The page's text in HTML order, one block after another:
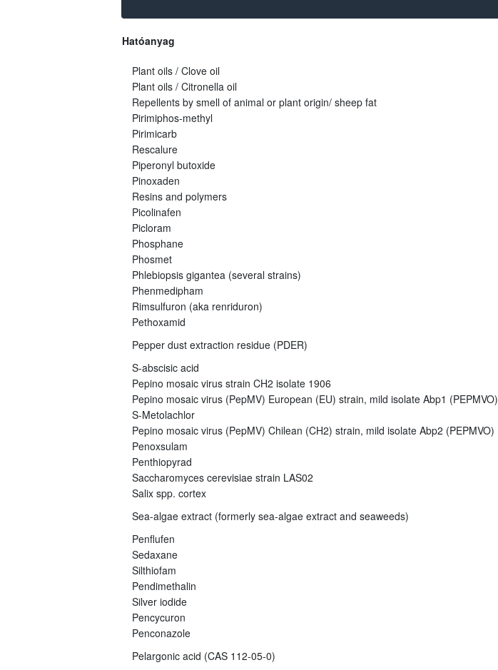
Hatóanyag
Plant oils / Clove oil
Plant oils / Citronella oil
Repellents by smell of animal or plant origin/ sheep fat
Pirimiphos-methyl
Pirimicarb
Rescalure
Piperonyl butoxide
Pinoxaden
Resins and polymers
Picolinafen
Picloram
Phosphane
Phosmet
Phlebiopsis gigantea (several strains)
Phenmedipham
Rimsulfuron (aka renriduron)
Pethoxamid
Pepper dust extraction residue (PDER)
S-abscisic acid
Pepino mosaic virus strain CH2 isolate 1906
Pepino mosaic virus (PepMV) European (EU) strain, mild isolate Abp1 (PEPMVO)
S-Metolachlor
Pepino mosaic virus (PepMV) Chilean (CH2) strain, mild isolate Abp2 (PEPMVO)
Penoxsulam
Penthiopyrad
Saccharomyces cerevisiae strain LAS02
Salix spp. cortex
Sea-algae extract (formerly sea-algae extract and seaweeds)
Penflufen
Sedaxane
Silthiofam
Pendimethalin
Silver iodide
Pencycuron
Penconazole
Pelargonic acid (CAS 112-05-0)